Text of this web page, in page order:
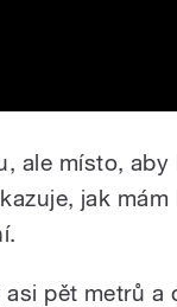
ale místo,
jak
pět metrů a